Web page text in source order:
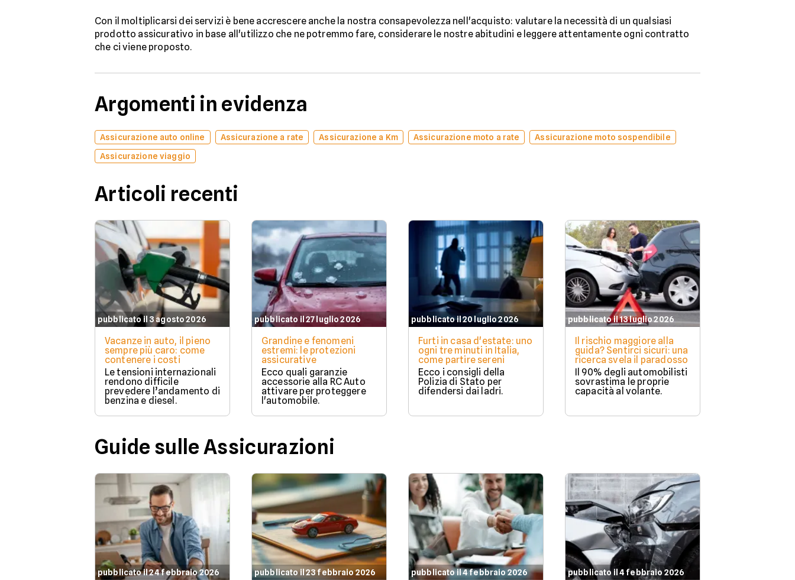
Con il moltiplicarsi dei servizi è bene accrescere anche la nostra consapevolezza nell'acquisto: valutare la necessità di un qualsiasi
prodotto assicurativo in base all'utilizzo che ne potremmo fare, considerare le nostre abitudini e leggere attentamente ogni contratto
che ci viene proposto.
Argomenti in evidenza
Assicurazione auto online Assicurazione a rate Assicurazione a Km Assicurazione moto a rate
Assicurazione moto sospendibile
Assicurazione viaggio
Articoli recenti
pubblicato il 3 agosto 2026
Vacanze in auto, il pieno
sempre più caro: come
contenere i costi
Le tensioni internazionali
rendono difficile
prevedere l’andamento di
benzina e diesel.
pubblicato il 27 luglio 2026
Grandine e fenomeni
estremi: le protezioni
assicurative
Ecco quali garanzie
accessorie alla RC Auto
attivare per proteggere
l'automobile.
pubblicato il 20 luglio 2026
Furti in casa d'estate: uno
ogni tre minuti in Italia,
come partire sereni
Ecco i consigli della
Polizia di Stato per
difendersi dai ladri.
pubblicato il 13 luglio 2026
Il rischio maggiore alla
guida? Sentirci sicuri: una
ricerca svela il paradosso
Il 90% degli automobilisti
sovrastima le proprie
capacità al volante.
Guide sulle Assicurazioni
pubblicato il 24 febbraio 2026 pubblicato il 23 febbraio 2026 pubblicato il 4 febbraio 2026 pubblicato il 4 febbraio 2026